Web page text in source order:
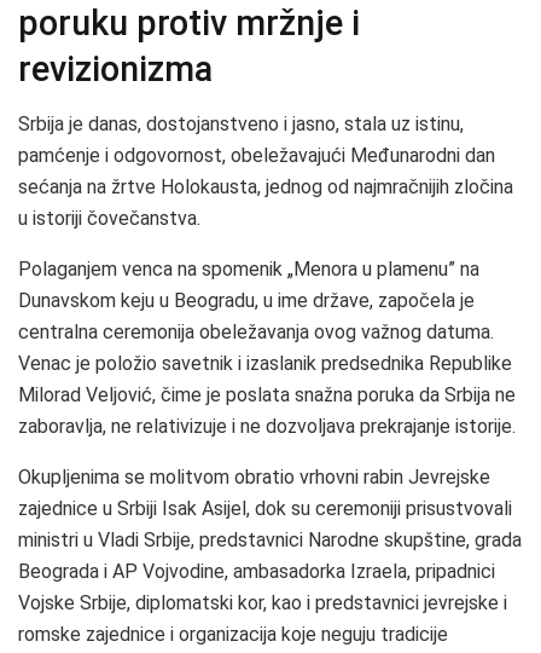
poruku protiv mržnje i
revizionizma
Srbija je danas, dostojanstveno i jasno, stala uz istinu,
pamćenje i odgovornost, obeležavajući Međunarodni dan
sećanja na žrtve Holokausta, jednog od najmračnijih zločina
u istoriji čovečanstva.
Polaganjem venca na spomenik „Menora u plamenu” na
Dunavskom keju u Beogradu, u ime države, započela je
centralna ceremonija obeležavanja ovog važnog datuma.
Venac je položio savetnik i izaslanik predsednika Republike
Milorad Veljović, čime je poslata snažna poruka da Srbija ne
zaboravlja, ne relativizuje i ne dozvoljava prekrajanje istorije.
Okupljenima se molitvom obratio vrhovni rabin Jevrejske
zajednice u Srbiji Isak Asijel, dok su ceremoniji prisustvovali
ministri u Vladi Srbije, predstavnici Narodne skupštine, grada
Beograda i AP Vojvodine, ambasadorka Izraela, pripadnici
Vojske Srbije, diplomatski kor, kao i predstavnici jevrejske i
romske zajednice i organizacija koje neguju tradicije